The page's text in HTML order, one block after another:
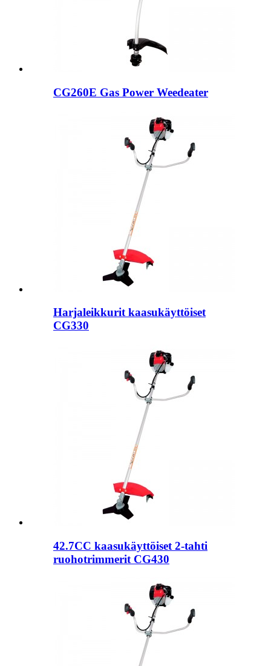
CG260E Gas Power Weedeater
Harjaleikkurit kaasukäyttöiset
CG330
42.7CC kaasukäyttöiset 2-tahti
ruohotrimmerit CG430